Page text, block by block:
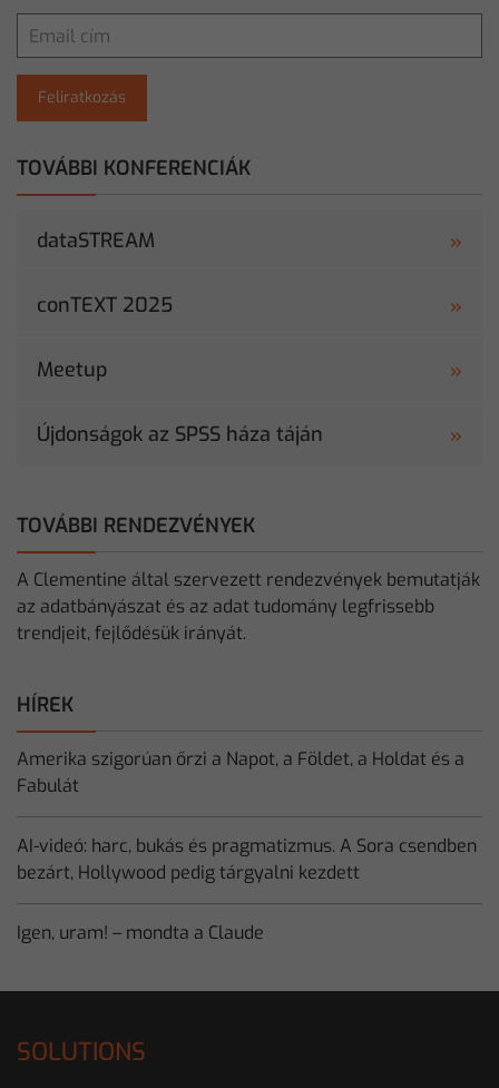
TOVÁBBI KONFERENCIÁK
dataSTREAM
conTEXT 2025
Meetup
Újdonságok az SPSS háza táján
TOVÁBBI RENDEZVÉNYEK
A Clementine által szervezett rendezvények bemutatják
az adatbányászat és az adat tudomány legfrissebb
trendjeit, fejlődésük irányát.
HÍREK
Amerika szigorúan őrzi a Napot, a Földet, a Holdat és a
Fabulát
AI-videó: harc, bukás és pragmatizmus. A Sora csendben
bezárt, Hollywood pedig tárgyalni kezdett
Igen, uram! – mondta a Claude
Feliratkozás
SOLUTIONS